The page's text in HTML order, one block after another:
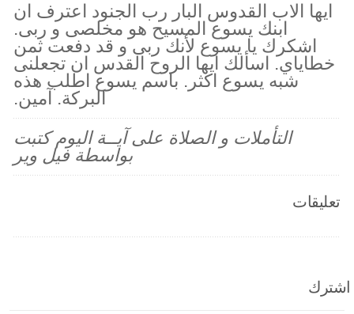
ايها الاب القدوس البار رب الجنود اعترف ان
ابنك يسوع المسيح هو مخلصى و ربى.
اشكرك يا يسوع لأنك ربى و قد دفعت ثمن
خطاياي. اسألك ايها الروح القدس ان تجعلنى
شبه يسوع اكثر. باسم يسوع اطلب هذه
البركة. آمين.
التأملات و الصلاة على آيــة اليوم كتبت
بواسطة فيل وير
تعليقات
اشترك